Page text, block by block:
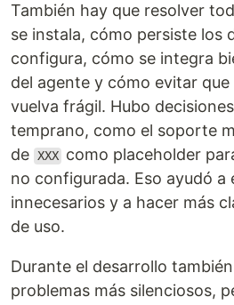
También hay que resolver
se instala, cómo persiste los
configura, cómo se integra
del agente y cómo evitar que
vuelva frágil. Hubo
temprano, como el soporte
de XXX como placeholder
no configurada. Eso ayudó a
innecesarios y a hacer más
de uso.
Durante el desarrollo
problemas más silenciosos,